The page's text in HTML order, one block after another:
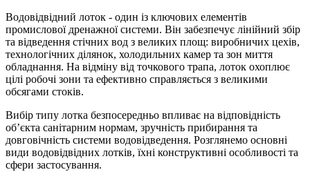
Водовідвідний лоток - один із ключових елементів
промислової дренажної системи. Він забезпечує лінійний збір
та відведення стічних вод з великих площ: виробничих цехів,
технологічних ділянок, холодильних камер та зон миття
обладнання. На відміну від точкового трапа, лоток охоплює
цілі робочі зони та ефективно справляється з великими
обсягами стоків.
Вибір типу лотка безпосередньо впливає на відповідність
об’єкта санітарним нормам, зручність прибирання та
довговічність системи водовідведення. Розглянемо основні
види водовідвідних лотків, їхні конструктивні особливості та
сфери застосування.